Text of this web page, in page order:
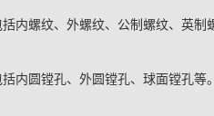
内螺纹、外螺纹、公制螺纹、英
内圆镗孔、外圆镗孔、球面镗孔